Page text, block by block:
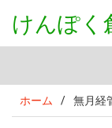
けんぽく
ホーム / 無月経